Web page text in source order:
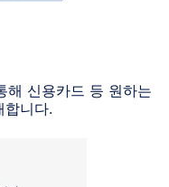
해 신용카드 등 원하는
합니다.